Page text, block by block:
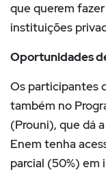
que querem
instituições
Oportunidades
Os participantes
também no
(Prouni), que dá
Enem tenha
parcial (50%) em